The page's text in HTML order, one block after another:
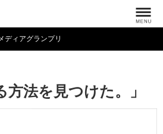
メディアグランプリ
方法を見つけた。」